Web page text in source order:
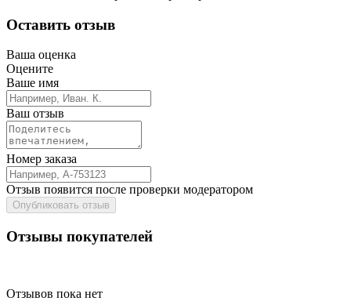
Оставить отзыв
Ваша оценка
Оцените
Ваше имя
Ваш отзыв
Номер заказа
Отзыв появится после проверки модератором
Опубликовать отзыв
Отзывы покупателей
Отзывов пока нет